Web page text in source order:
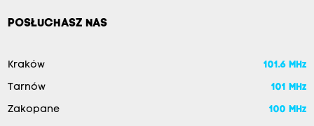
POSŁUCHASZ NAS
Kraków 101.6 MHz
Tarnów 101 MHz
Zakopane 100 MHz